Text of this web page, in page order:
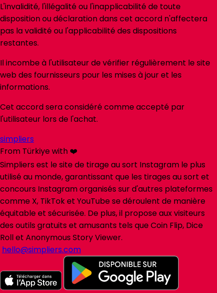
L'invalidité, l'illégalité ou l'inapplicabilité de toute
disposition ou déclaration dans cet accord n'affectera
pas la validité ou l'applicabilité des dispositions
restantes.
Il incombe à l'utilisateur de vérifier régulièrement le site
web des fournisseurs pour les mises à jour et les
informations.
Cet accord sera considéré comme accepté par
l'utilisateur lors de l'achat.
simpliers
From Türkiye with ❤️
Simpliers est le site de tirage au sort Instagram le plus
utilisé au monde, garantissant que les tirages au sort et
concours Instagram organisés sur d'autres plateformes
comme X, TikTok et YouTube se déroulent de manière
équitable et sécurisée. De plus, il propose aux visiteurs
des outils gratuits et amusants tels que Coin Flip, Dice
Roll et Anonymous Story Viewer.
hello@simpliers.com